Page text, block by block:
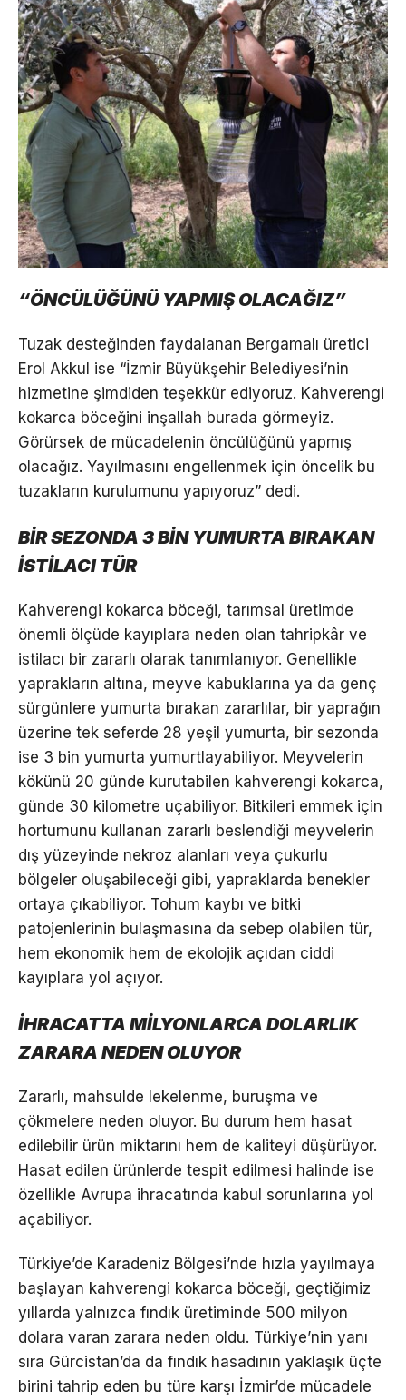
“ÖNCÜLÜĞÜNÜ YAPMIŞ OLACAĞIZ”
Tuzak desteğinden faydalanan Bergamalı üretici
Erol Akkul ise “İzmir Büyükşehir Belediyesi’nin
hizmetine şimdiden teşekkür ediyoruz. Kahverengi
kokarca böceğini inşallah burada görmeyiz.
Görürsek de mücadelenin öncülüğünü yapmış
olacağız. Yayılmasını engellenmek için öncelik bu
tuzakların kurulumunu yapıyoruz” dedi.
BİR SEZONDA 3 BİN YUMURTA BIRAKAN
İSTİLACI TÜR
Kahverengi kokarca böceği, tarımsal üretimde
önemli ölçüde kayıplara neden olan tahripkâr ve
istilacı bir zararlı olarak tanımlanıyor. Genellikle
yaprakların altına, meyve kabuklarına ya da genç
sürgünlere yumurta bırakan zararlılar, bir yaprağın
üzerine tek seferde 28 yeşil yumurta, bir sezonda
ise 3 bin yumurta yumurtlayabiliyor. Meyvelerin
kökünü 20 günde kurutabilen kahverengi kokarca,
günde 30 kilometre uçabiliyor. Bitkileri emmek için
hortumunu kullanan zararlı beslendiği meyvelerin
dış yüzeyinde nekroz alanları veya çukurlu
bölgeler oluşabileceği gibi, yapraklarda benekler
ortaya çıkabiliyor. Tohum kaybı ve bitki
patojenlerinin bulaşmasına da sebep olabilen tür,
hem ekonomik hem de ekolojik açıdan ciddi
kayıplara yol açıyor.
İHRACATTA MİLYONLARCA DOLARLIK
ZARARA NEDEN OLUYOR
Zararlı, mahsulde lekelenme, buruşma ve
çökmelere neden oluyor. Bu durum hem hasat
edilebilir ürün miktarını hem de kaliteyi düşürüyor.
Hasat edilen ürünlerde tespit edilmesi halinde ise
özellikle Avrupa ihracatında kabul sorunlarına yol
açabiliyor.
Türkiye’de Karadeniz Bölgesi’nde hızla yayılmaya
başlayan kahverengi kokarca böceği, geçtiğimiz
yıllarda yalnızca fındık üretiminde 500 milyon
dolara varan zarara neden oldu. Türkiye’nin yanı
sıra Gürcistan’da da fındık hasadının yaklaşık üçte
birini tahrip eden bu türe karşı İzmir’de mücadele